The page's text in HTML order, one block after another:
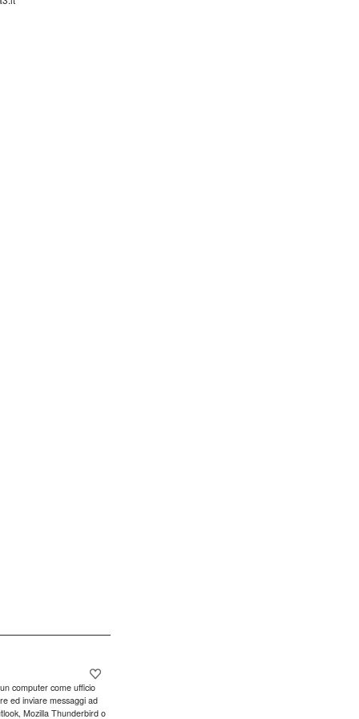
computer come ufficio
ed inviare messaggi ad
Mozilla Thunderbird o